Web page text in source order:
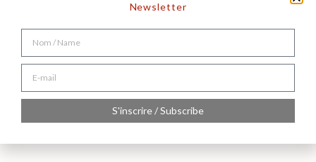
Newsletter
S'inscrire / Subscribe